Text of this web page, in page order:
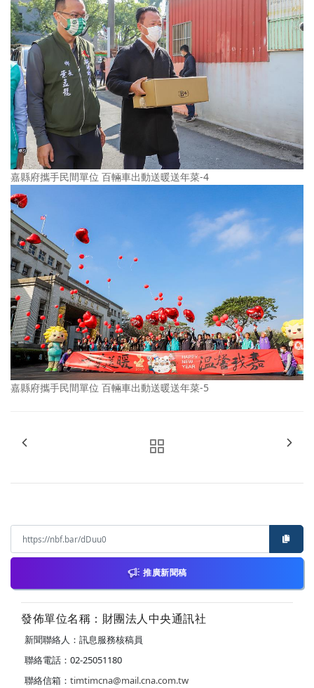
嘉縣府攜手民間單位 百輛車出動送暖送年菜-4
嘉縣府攜手民間單位 百輛車出動送暖送年菜-5
推廣新聞稿
發佈單位名稱：財團法人中央通訊社
新聞聯絡人：訊息服務核稿員
聯絡電話：02-25051180
聯絡信箱： timtimcna@mail.cna.com.tw